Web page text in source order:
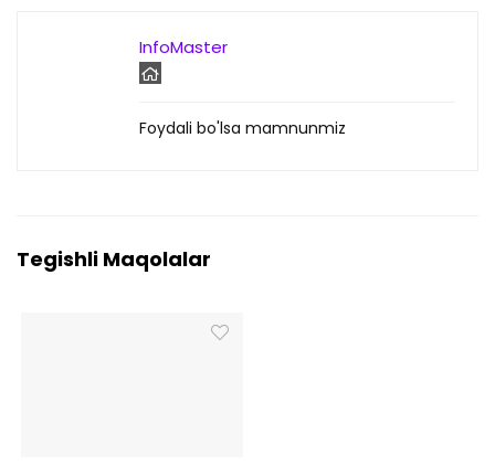
InfoMaster
Foydali bo'lsa mamnunmiz
Tegishli Maqolalar